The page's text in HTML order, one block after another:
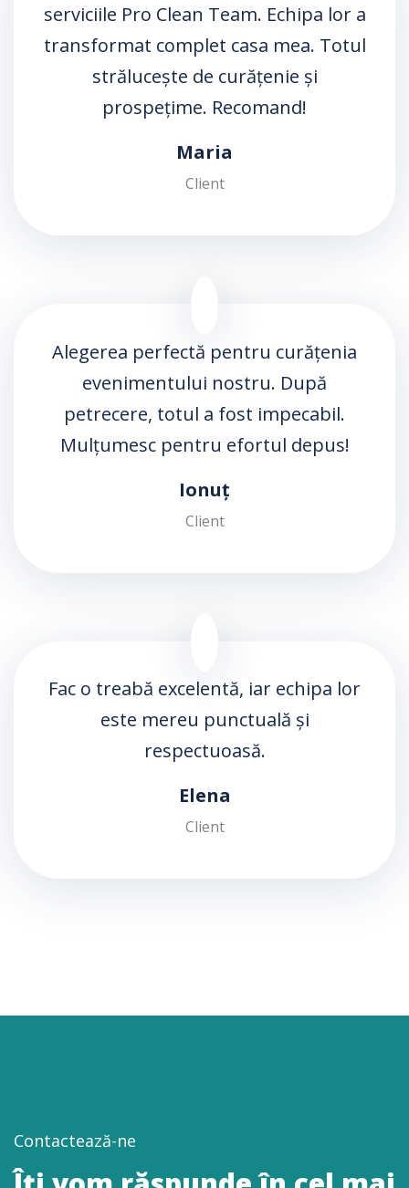
serviciile Pro Clean Team. Echipa lor a
transformat complet casa mea. Totul
strălucește de curățenie și
prospețime. Recomand!
Maria
Client
Alegerea perfectă pentru curățenia
evenimentului nostru. După
petrecere, totul a fost impecabil.
Mulțumesc pentru efortul depus!
Ionuț
Client
Fac o treabă excelentă, iar echipa lor
este mereu punctuală și
respectuoasă.
Elena
Client
Contactează-ne